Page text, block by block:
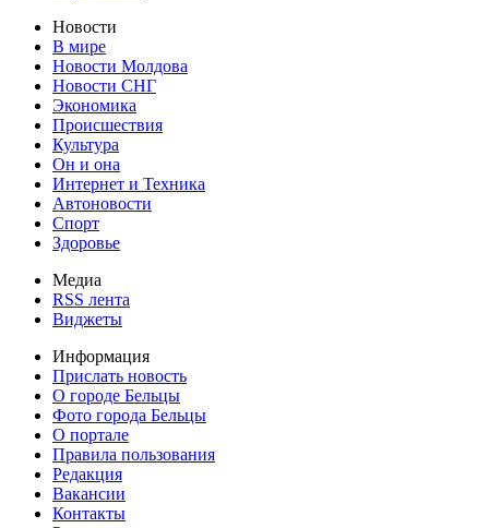
Новости
В мире
Новости Молдова
Новости СНГ
Экономика
Происшествия
Культура
Он и она
Интернет и Техника
Автоновости
Спорт
Здоровье
Медиа
RSS лента
Виджеты
Информация
Прислать новость
О городе Бельцы
Фото города Бельцы
О портале
Правила пользования
Редакция
Вакансии
Контакты